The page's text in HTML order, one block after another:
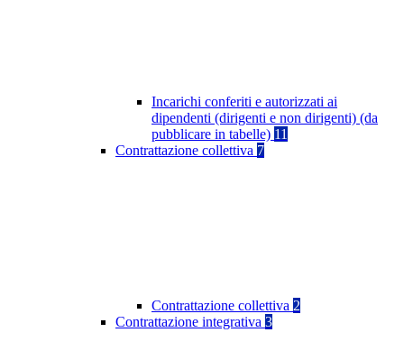
Incarichi conferiti e autorizzati ai
dipendenti (dirigenti e non dirigenti) (da
pubblicare in tabelle) 11
Contrattazione collettiva 7
Contrattazione collettiva 2
Contrattazione integrativa 3